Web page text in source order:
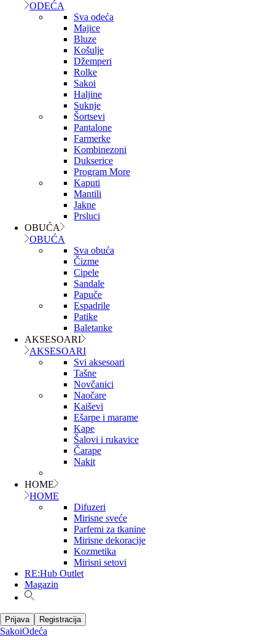
ODEĆA
Sva odeća
Majice
Bluze
Košulje
Džemperi
Rolke
Sakoi
Haljine
Suknje
Šortsevi
Pantalone
Farmerke
Kombinezoni
Dukserice
Program More
Kaputi
Mantili
Jakne
Prsluci
OBUĆA
OBUĆA
Sva obuća
Čizme
Cipele
Sandale
Papuče
Espadrile
Patike
Baletanke
AKSESOARI
AKSESOARI
Svi aksesoari
Tašne
Novčanici
Naočare
Kaiševi
Ešarpe i marame
Kape
Šalovi i rukavice
Čarape
Nakit
HOME
HOME
Difuzeri
Mirisne sveće
Parfemi za tkanine
Mirisne dekoracije
Kozmetika
Mirisni setovi
RE:Hub Outlet
Magazin
Prijava Registracija
SakoiOdeća